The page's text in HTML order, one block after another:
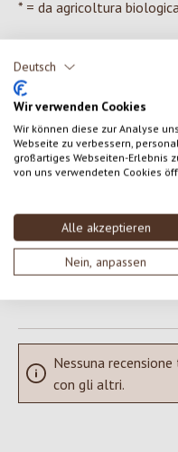
Deutsch
Wir verwenden Cookies
Wir können diese zur Analyse
Webseite zu verbessern,
großartiges Webseiten-Erlebnis
von uns verwendeten Cookies
Alle akzeptieren
Nein, anpassen
* = da agricoltura
0 di 0 valutazioni
Valutazione media di 0
Formula una
SCRIVERE UNA
Nessuna
con gli altri.